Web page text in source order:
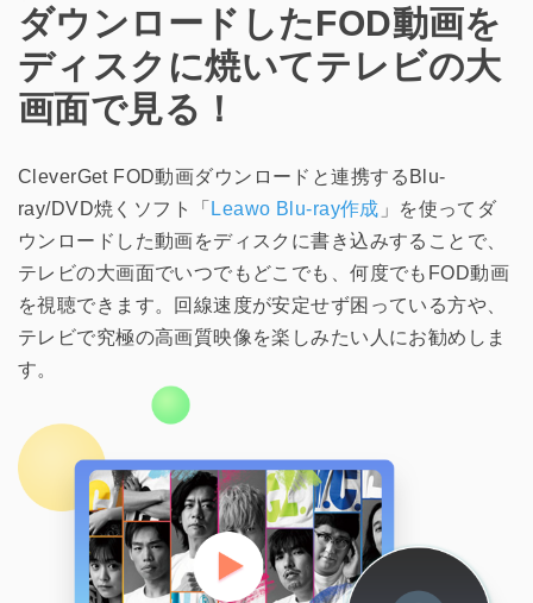
ダウンロードしたFOD動画を
ディスクに焼いてテレビの大
画面で見る！
CleverGet FOD動画ダウンロードと連携するBlu-
ray/DVD焼くソフト「 Leawo Blu-ray作成 」を使ってダ
ウンロードした動画をディスクに書き込みすることで、
テレビの大画面でいつでもどこでも、何度でもFOD動画
を視聴できます。回線速度が安定せず困っている方や、
テレビで究極の高画質映像を楽しみたい人にお勧めしま
す。